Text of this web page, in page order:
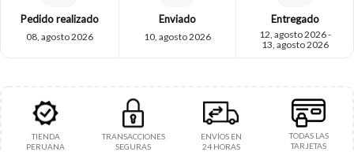
Pedido realizado
08, agosto 2026
Enviado
10, agosto 2026
Entregado
12, agosto 2026 -
13, agosto 2026
TIENDA
PERUANA
TRANSACCIONES
SEGURAS
ENVÍOS EN
24 HORAS
TODAS LAS
TARJETAS